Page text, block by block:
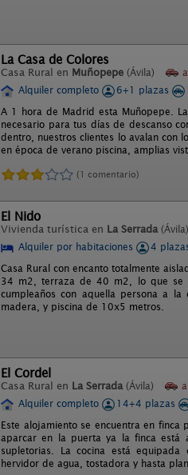
La Casa de Colores
Casa Rural en Muñopepe (Ávila) a
Alquiler completo
6+1 plazas
A 1 hora de Madrid esta Muñopepe.
necesario para tus días de descanso
dentro, nuestros clientes lo avalan con
en época de verano piscina, amplias
(1 comentario)
El Nido
Vivienda turística en La Serrada (Ávila)
Alquiler por habitaciones
4
Casa Rural con encanto totalmente
34 m2, terraza de 40 m2, lo que se
cumpleaños con aquella persona a
madera, y piscina de 10x5 metros.
El Cordel
Casa Rural en La Serrada (Ávila) a
Alquiler completo
14+4 plazas
Este alojamiento se encuentra en
aparcar en la puerta ya la finca está
supletorias. La cocina está equipada
hervidor de agua, tostadora y hasta